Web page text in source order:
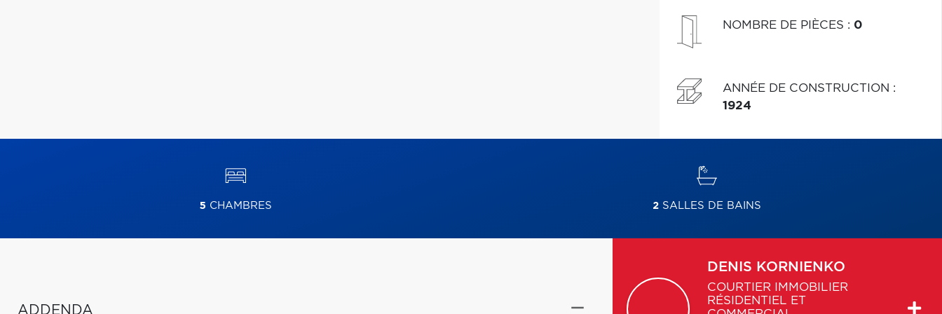
NOMBRE DE PIÈCES : 0
ANNÉE DE CONSTRUCTION :
1924
5 CHAMBRES 2SALLES DE BAINS
ADDENDA
DENIS KORNIENKO
COURTIER IMMOBILIER
RÉSIDENTIEL ET